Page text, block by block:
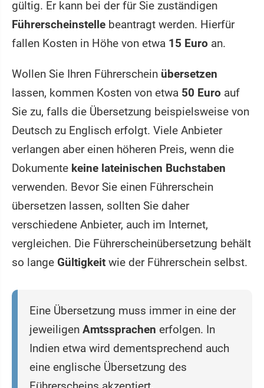
gültig. Er kann bei der für Sie zuständigen
Führerscheinstelle beantragt werden. Hierfür
fallen Kosten in Höhe von etwa 15 Euro an.
Wollen Sie Ihren Führerschein übersetzen
lassen, kommen Kosten von etwa 50 Euro auf
Sie zu, falls die Übersetzung beispielsweise von
Deutsch zu Englisch erfolgt. Viele Anbieter
verlangen aber einen höheren Preis, wenn die
Dokumente keine lateinischen Buchstaben
verwenden. Bevor Sie einen Führerschein
übersetzen lassen, sollten Sie daher
verschiedene Anbieter, auch im Internet,
vergleichen. Die Führerscheinübersetzung behält
so lange Gültigkeit wie der Führerschein selbst.
Eine Übersetzung muss immer in eine der
jeweiligen Amtssprachen erfolgen. In
Indien etwa wird dementsprechend auch
eine englische Übersetzung des